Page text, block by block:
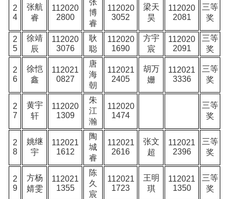
2
4
张航
睿
112020
2800
博
睿
112020
3052
梁天
昊
112020
2081
三等
奖
2
5
徐靖
辰
112020
3076
耿
聪
112020
1690
方宇
宸
112020
2091
三等
奖
2
6
徐恺
鑫
112021
0827
唐
海
朝
112021
2405
胡万
姗
112021
3336
三等
奖
2
7
黄宇
轩
112020
1309
朱
江
瀚
112020
1474
三等
奖
2
8
姚继
宇
112021
1612
陶
城
睿
112021
2616
张文
超
112021
2396
三等
奖
2
9
方杨
婧雯
112021
1355
陈
久
宸
112021
1723
王明
琪
112021
1350
三等
奖